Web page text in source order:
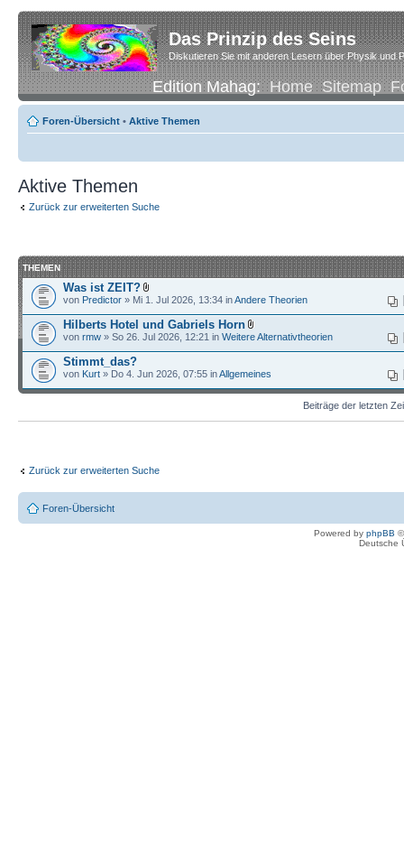
Das Prinzip des Seins
Diskutieren Sie mit anderen Lesern über Physik und
Edition Mahag:Home Sitemap
Foren-Übersicht • Aktive Themen
Aktive Themen
Zurück zur erweiterten Suche
THEMEN
Was ist ZEIT?
von Predictor » Mi 1. Jul 2026, 13:34 inAndere Theorien
Hilberts Hotel und Gabriels Horn
von rmw » So 26. Jul 2026, 12:21 in Weitere Alternativtheorien
Stimmt_das?
von Kurt » Do 4. Jun 2026, 07:55 inAllgemeines
Beiträge der letzten
Zurück zur erweiterten Suche
Foren-Übersicht
Powered by phpBB
Deutsche